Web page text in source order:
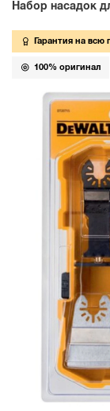
Набор насадок
Гарантия на всю
100% оригинал